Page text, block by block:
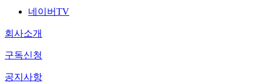
네이버TV
회사소개
구독신청
공지사항